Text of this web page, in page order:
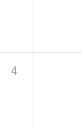
4